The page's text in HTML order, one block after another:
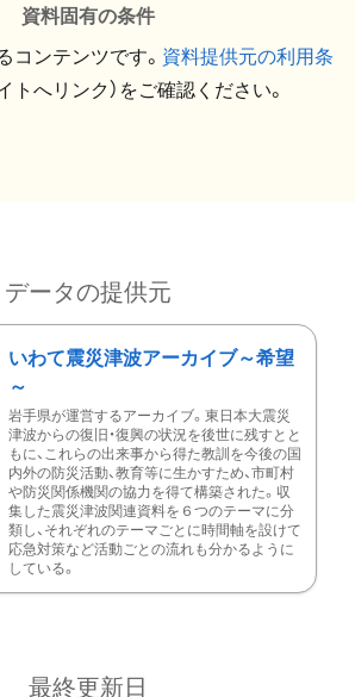
資料固有の条件
コンテンツです。 資料提供元の利用条
トへリンク）をご確認ください。
データの提供元
いわて震災津波アーカイブ～希望
～
岩手県が運営するアーカイブ。東日本大震災
津波からの復旧・復興の状況を後世に残すとと
もに、これらの出来事から得た教訓を今後の国
内外の防災活動、教育等に生かすため、市町村
や防災関係機関の協力を得て構築された。収
集した震災津波関連資料を６つのテーマに分
類し、それぞれのテーマごとに時間軸を設けて
応急対策など活動ごとの流れも分かるように
している。
最終更新日